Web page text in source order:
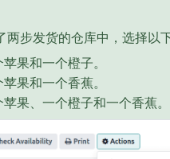
两步发货的仓库中，选择以
果和一个橙子。
果和一个香蕉。
果、一个橙子和一个香蕉。